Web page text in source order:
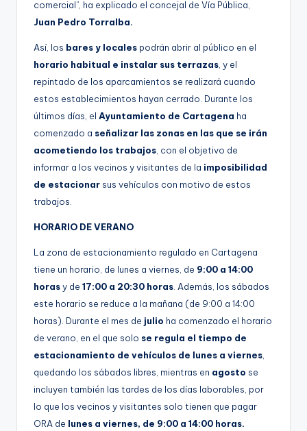
comercial”, ha explicado el concejal de Vía Pública,
Juan Pedro Torralba.
Así, los bares y locales podrán abrir al público en el
horario habitual e instalar sus terrazas, y el
repintado de los aparcamientos se realizará cuando
estos establecimientos hayan cerrado. Durante los
últimos días, el Ayuntamiento de Cartagena ha
comenzado a señalizar las zonas en las que se irán
acometiendo los trabajos, con el objetivo de
informar a los vecinos y visitantes de la imposibilidad
de estacionar sus vehículos con motivo de estos
trabajos.
HORARIO DE VERANO
La zona de estacionamiento regulado en Cartagena
tiene un horario, de lunes a viernes, de 9:00 a 14:00
horasy de 17:00 a 20:30 horas. Además, los sábados
este horario se reduce a la mañana (de 9:00 a 14:00
horas). Durante el mes de julio ha comenzado el horario
de verano, en el que solo se regula el tiempo de
estacionamiento de vehículos de lunes a viernes,
quedando los sábados libres, mientras en agosto se
incluyen también las tardes de los días laborables, por
lo que los vecinos y visitantes solo tienen que pagar
ORA de lunes a viernes, de 9:00 a 14:00 horas.